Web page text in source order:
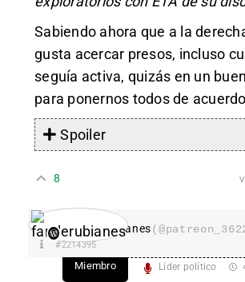
Sabiendo ahora que a la
gusta acercar presos, incluso
seguía activa, quizás en un
para ponernos todos de
Spoiler
8
fanderubianes
#2214395
Miembro Líder político